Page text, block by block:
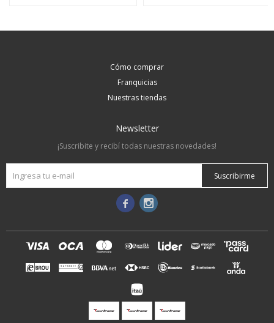
Cómo comprar
Franquicias
Nuestras tiendas
Newsletter
¡Suscribite y recibí todas nuestras novedades!
Suscribirme
 